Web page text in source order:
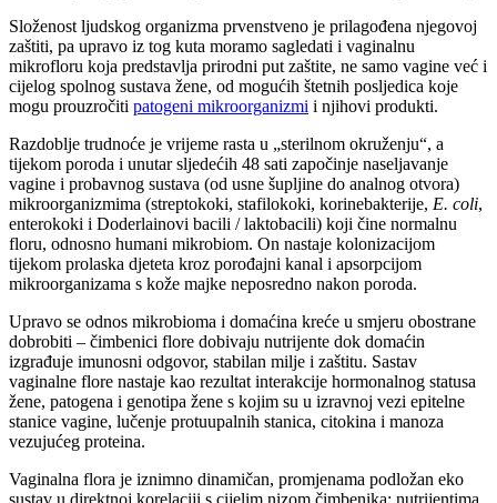
Složenost ljudskog organizma prvenstveno je prilagođena njegovoj
zaštiti, pa upravo iz tog kuta moramo sagledati i vaginalnu
mikrofloru koja predstavlja prirodni put zaštite, ne samo vagine već i
cijelog spolnog sustava žene, od mogućih štetnih posljedica koje
mogu prouzročiti patogeni mikroorganizmi i njihovi produkti.
Razdoblje trudnoće je vrijeme rasta u „sterilnom okruženju“, a
tijekom poroda i unutar sljedećih 48 sati započinje naseljavanje
vagine i probavnog sustava (od usne šupljine do analnog otvora)
mikroorganizmima (streptokoki, stafilokoki, korinebakterije, E. coli,
enterokoki i Doderlainovi bacili / laktobacili) koji čine normalnu
floru, odnosno humani mikrobiom. On nastaje kolonizacijom
tijekom prolaska djeteta kroz porođajni kanal i apsorpcijom
mikroorganizama s kože majke neposredno nakon poroda.
Upravo se odnos mikrobioma i domaćina kreće u smjeru obostrane
dobrobiti – čimbenici flore dobivaju nutrijente dok domaćin
izgrađuje imunosni odgovor, stabilan milje i zaštitu. Sastav
vaginalne flore nastaje kao rezultat interakcije hormonalnog statusa
žene, patogena i genotipa žene s kojim su u izravnoj vezi epitelne
stanice vagine, lučenje protuupalnih stanica, citokina i manoza
vezujućeg proteina.
Vaginalna flora je iznimno dinamičan, promjenama podložan eko